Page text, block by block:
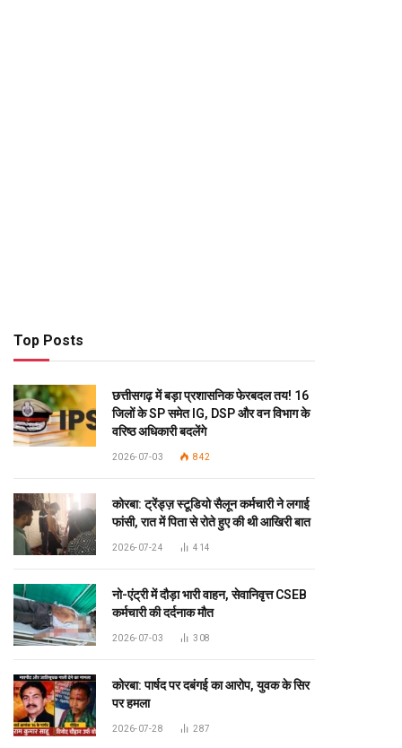
Top Posts
छत्तीसगढ़ में बड़ा प्रशासनिक फेरबदल तय! 16
जिलों के SP समेत IG, DSP और वन विभाग के
वरिष्ठ अधिकारी बदलेंगे
2026-07-03 842
कोरबा: ट्रेंड्ज़ स्टूडियो सैलून कर्मचारी ने लगाई
फांसी, रात में पिता से रोते हुए की थी आखिरी बात
2026-07-24 414
नो-एंट्री में दौड़ा भारी वाहन, सेवानिवृत्त CSEB
कर्मचारी की दर्दनाक मौत
2026-07-03 308
कोरबा: पार्षद पर दबंगई का आरोप, युवक के सिर
पर हमला
2026-07-28 287